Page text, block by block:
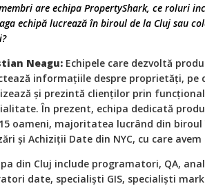
are echipa PropertyShark, ce roluri
echipă lucrează în biroul de la Cluj sau
Neagu: Echipele care dezvoltă
informațiile despre proprietăți, pe
și prezintă clienților prin
În prezent, echipa dedicată
oameni, majoritatea lucrând din biroul
și Achiziții Date din NYC, cu care
din Cluj include programatori, QA,
date, specialiști GIS, specialiști